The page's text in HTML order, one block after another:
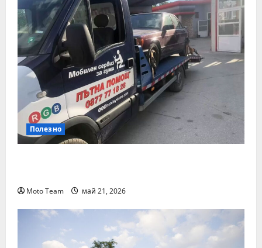
Полезно
Moto Team май 21, 2026